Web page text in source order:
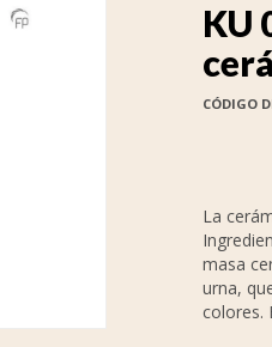
KU
CÓDIGO
La
masa
urna,
colores.